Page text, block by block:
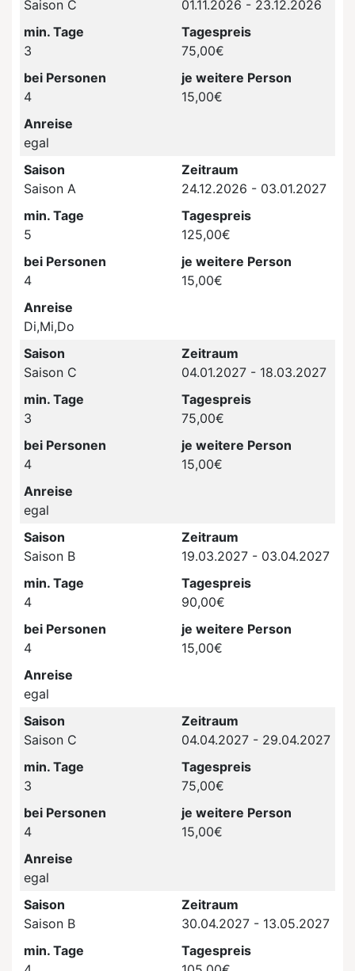
Saison C
01.11.2026 - 23.12.2026
min. Tage
3
Tagespreis
75,00€
bei Personen
4
je weitere Person
15,00€
Anreise
egal
Saison
Saison A
Zeitraum
24.12.2026 - 03.01.2027
min. Tage
5
Tagespreis
125,00€
bei Personen
4
je weitere Person
15,00€
Anreise
Di,Mi,Do
Saison
Saison C
Zeitraum
04.01.2027 - 18.03.2027
min. Tage
3
Tagespreis
75,00€
bei Personen
4
je weitere Person
15,00€
Anreise
egal
Saison
Saison B
Zeitraum
19.03.2027 - 03.04.2027
min. Tage
4
Tagespreis
90,00€
bei Personen
4
je weitere Person
15,00€
Anreise
egal
Saison
Saison C
Zeitraum
04.04.2027 - 29.04.2027
min. Tage
3
Tagespreis
75,00€
bei Personen
4
je weitere Person
15,00€
Anreise
egal
Saison
Saison B
Zeitraum
30.04.2027 - 13.05.2027
min. Tage
Tagespreis